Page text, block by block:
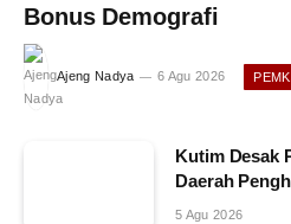
Bonus Demografi
Ajeng Nadya 6 Agu 2026
Kutim Desak
Daerah
5 Agu 2026